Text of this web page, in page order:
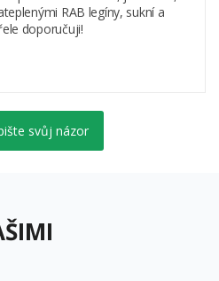
RAB legíny, sukní a
doporučuji!
svůj názor